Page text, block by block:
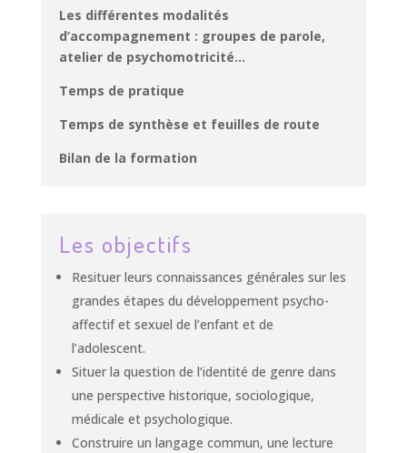
Les différentes modalités
d’accompagnement : groupes de parole,
atelier de psychomotricité…
Temps de pratique
Temps de synthèse et feuilles de route
Bilan de la formation
Les objectifs
Resituer leurs connaissances générales sur les
grandes étapes du développement psycho-
affectif et sexuel de l’enfant et de
l’adolescent.
Situer la question de l’identité de genre dans
une perspective historique, sociologique,
médicale et psychologique.
Construire un langage commun, une lecture